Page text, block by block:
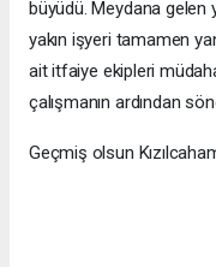
büyüdü. Meydana gelen
yakın işyeri tamamen
ait itfaiye ekipleri
çalışmanın ardından
Geçmiş olsun